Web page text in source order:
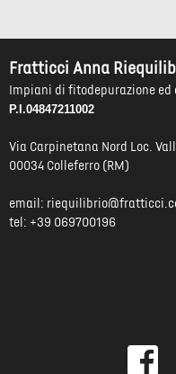
Fratticci Anna
Impiani di fitodepurazione
P.I.04847211002
Via Carpinetana Nord Loc.
00034 Colleferro (RM)
email:
tel: +39 069700196